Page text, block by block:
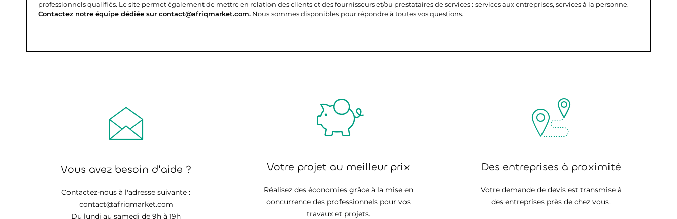
professionnels qualifiés. Le site permet également de mettre en relation des clients et des fournisseurs et/ou prestataires de services : services aux entreprises, services à la personne.
Contactez notre équipe dédiée sur contact@afriqmarket.com. Nous sommes disponibles pour répondre à toutes vos questions.
Vous avez besoin d'aide ?
Contactez-nous à l'adresse suivante :
contact@afriqmarket.com
Du lundi au samedi de 9h à 19h
Votre projet au meilleur prix
Réalisez des économies grâce à la mise en
concurrence des professionnels pour vos
travaux et projets.
Des entreprises à proximité
Votre demande de devis est transmise à
des entreprises près de chez vous.